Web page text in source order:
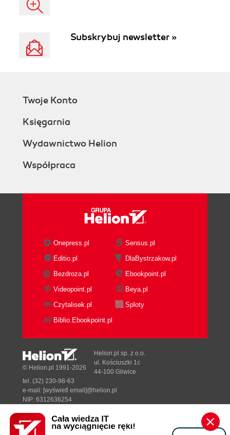
Subskrybuj newsletter »
Twoje Konto
Księgarnia
Wydawnictwo Helion
Współpraca
Onepress.pl
Sensus.pl
Editio.pl
DlaBystrzakow.pl
Bezdroza.pl
Ebookpoint.pl
Videopoint.pl
Beya.pl
Czytalisek.pl
Sploty
Biblio.Ebookpoint.pl
Designed with ♥ byTonik.pl
© Helion.pl 1991-2026
Helion.pl sp. z o.o.
ul. Kościuszki 1c
44-100 Gliwice
tel. (32) 230-98-63
e-mail: [wyświetl email]@helion.pl
NIP: 6312636254